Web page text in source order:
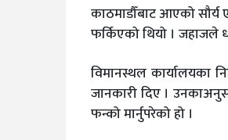
काठमाडौँबाट आएको
फर्किएको थियो । जहाजले
विमानस्थल कार्यालयका
जानकारी दिए ।
फन्को मार्नुपरेको हो ।